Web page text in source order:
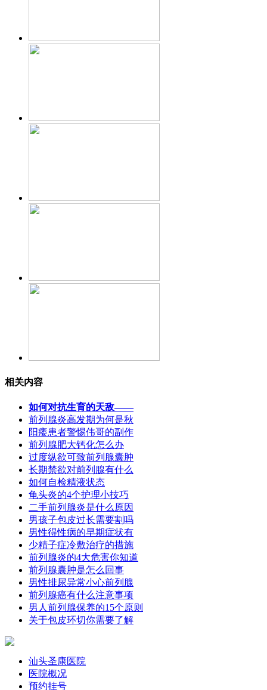
相关内容
如何对抗生育的天敌——
前列腺炎高发期为何是秋
阳痿患者警惕伟哥的副作
前列腺肥大钙化怎么办
过度纵欲可致前列腺囊肿
长期禁欲对前列腺有什么
如何自检精液状态
龟头炎的4个护理小技巧
二手前列腺炎是什么原因
男孩子包皮过长需要割吗
男性得性病的早期症状有
少精子症冷敷治疗的措施
前列腺炎的4大危害你知道
前列腺囊肿是怎么回事
男性排尿异常小心前列腺
前列腺癌有什么注意事项
男人前列腺保养的15个原则
关于包皮环切你需要了解
汕头圣康医院
医院概况
预约挂号